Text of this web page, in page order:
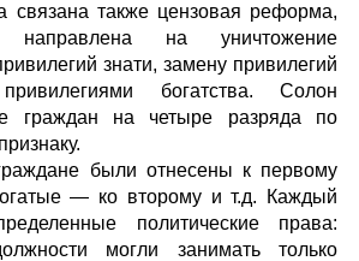
также цензовая реформа,
на уничтожение
знати, замену привилегий
богатства. Солон
граждан на четыре разряда по
были отнесены к первому
— ко второму и т.д. Каждый
политические права:
могли занимать только